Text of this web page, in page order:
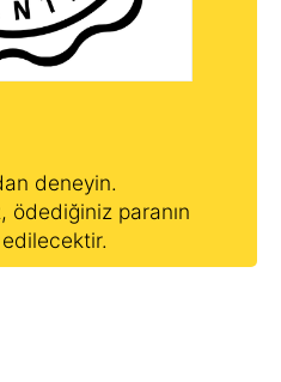
deneyin.
ödediğiniz paranın